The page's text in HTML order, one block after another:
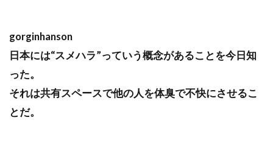
gorginhanson
日本には“スメハラ”っていう概念があることを今日知
った。
それは共有スペースで他の人を体臭で不快にさせるこ
とだ。